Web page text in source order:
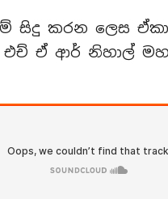
සිදු කරන ලෙස
ඒ ආර් නිහාල්